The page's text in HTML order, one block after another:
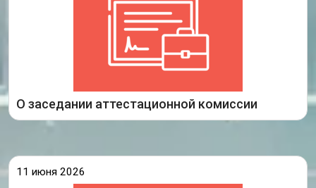
О заседании аттестационной комиссии
образования Иркутской области, на котором были
рассмотрены аттестационные материалы
педагогических работников организаций,
осуществляющих образовательную деятельность
на территории Иркутской области, принято
Подробнее
11 июня 202611 июня 2026 года состоялось заседание